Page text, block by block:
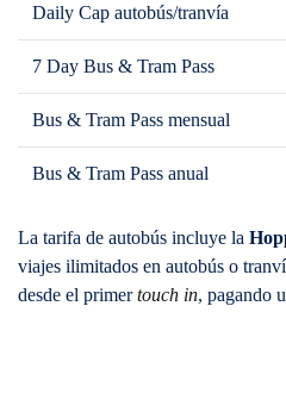
Daily Cap autobús/tranvía
7 Day Bus & Tram Pass
Bus & Tram Pass mensual
Bus & Tram Pass anual
La tarifa de autobús incluye la
viajes ilimitados en autobús o
desde el primertouch in, pagando